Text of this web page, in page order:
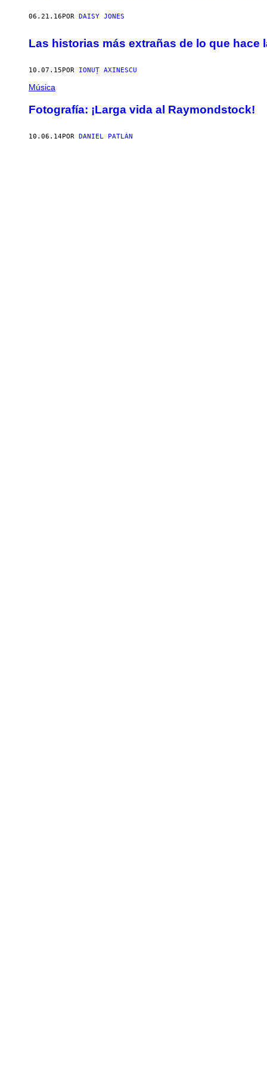
06.21.16 POR DAISY JONES
Las historias más extrañas de lo que hace
10.07.15POR IONUȚ AXINESCU
Música
Fotografía: ¡Larga vida al Raymondstock!
10.06.14POR DANIEL PATLÁN